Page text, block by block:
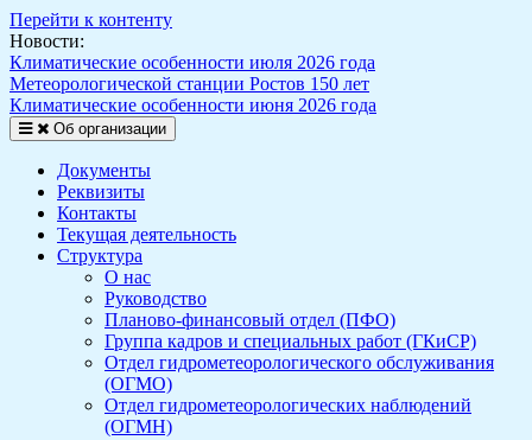
Перейти к контенту
Новости:
Климатические особенности июля 2026 года
Метеорологической станции Ростов 150 лет
Климатические особенности июня 2026 года
Об организации
Документы
Реквизиты
Контакты
Текущая деятельность
Структура
О нас
Руководство
Планово-финансовый отдел (ПФО)
Группа кадров и специальных работ (ГКиСР)
Отдел гидрометеорологического обслуживания
(ОГМО)
Отдел гидрометеорологических наблюдений
(ОГМН)